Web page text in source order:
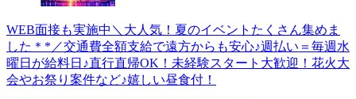
WEB面接も実施中＼大人気！夏のイベントたくさん集めま
した＊*／交通費全額支給で遠方からも安心♪週払い＝毎週水
曜日が給料日♪直行直帰OK！未経験スタート大歓迎！花火大
会やお祭り案件など♪嬉しい昼食付！